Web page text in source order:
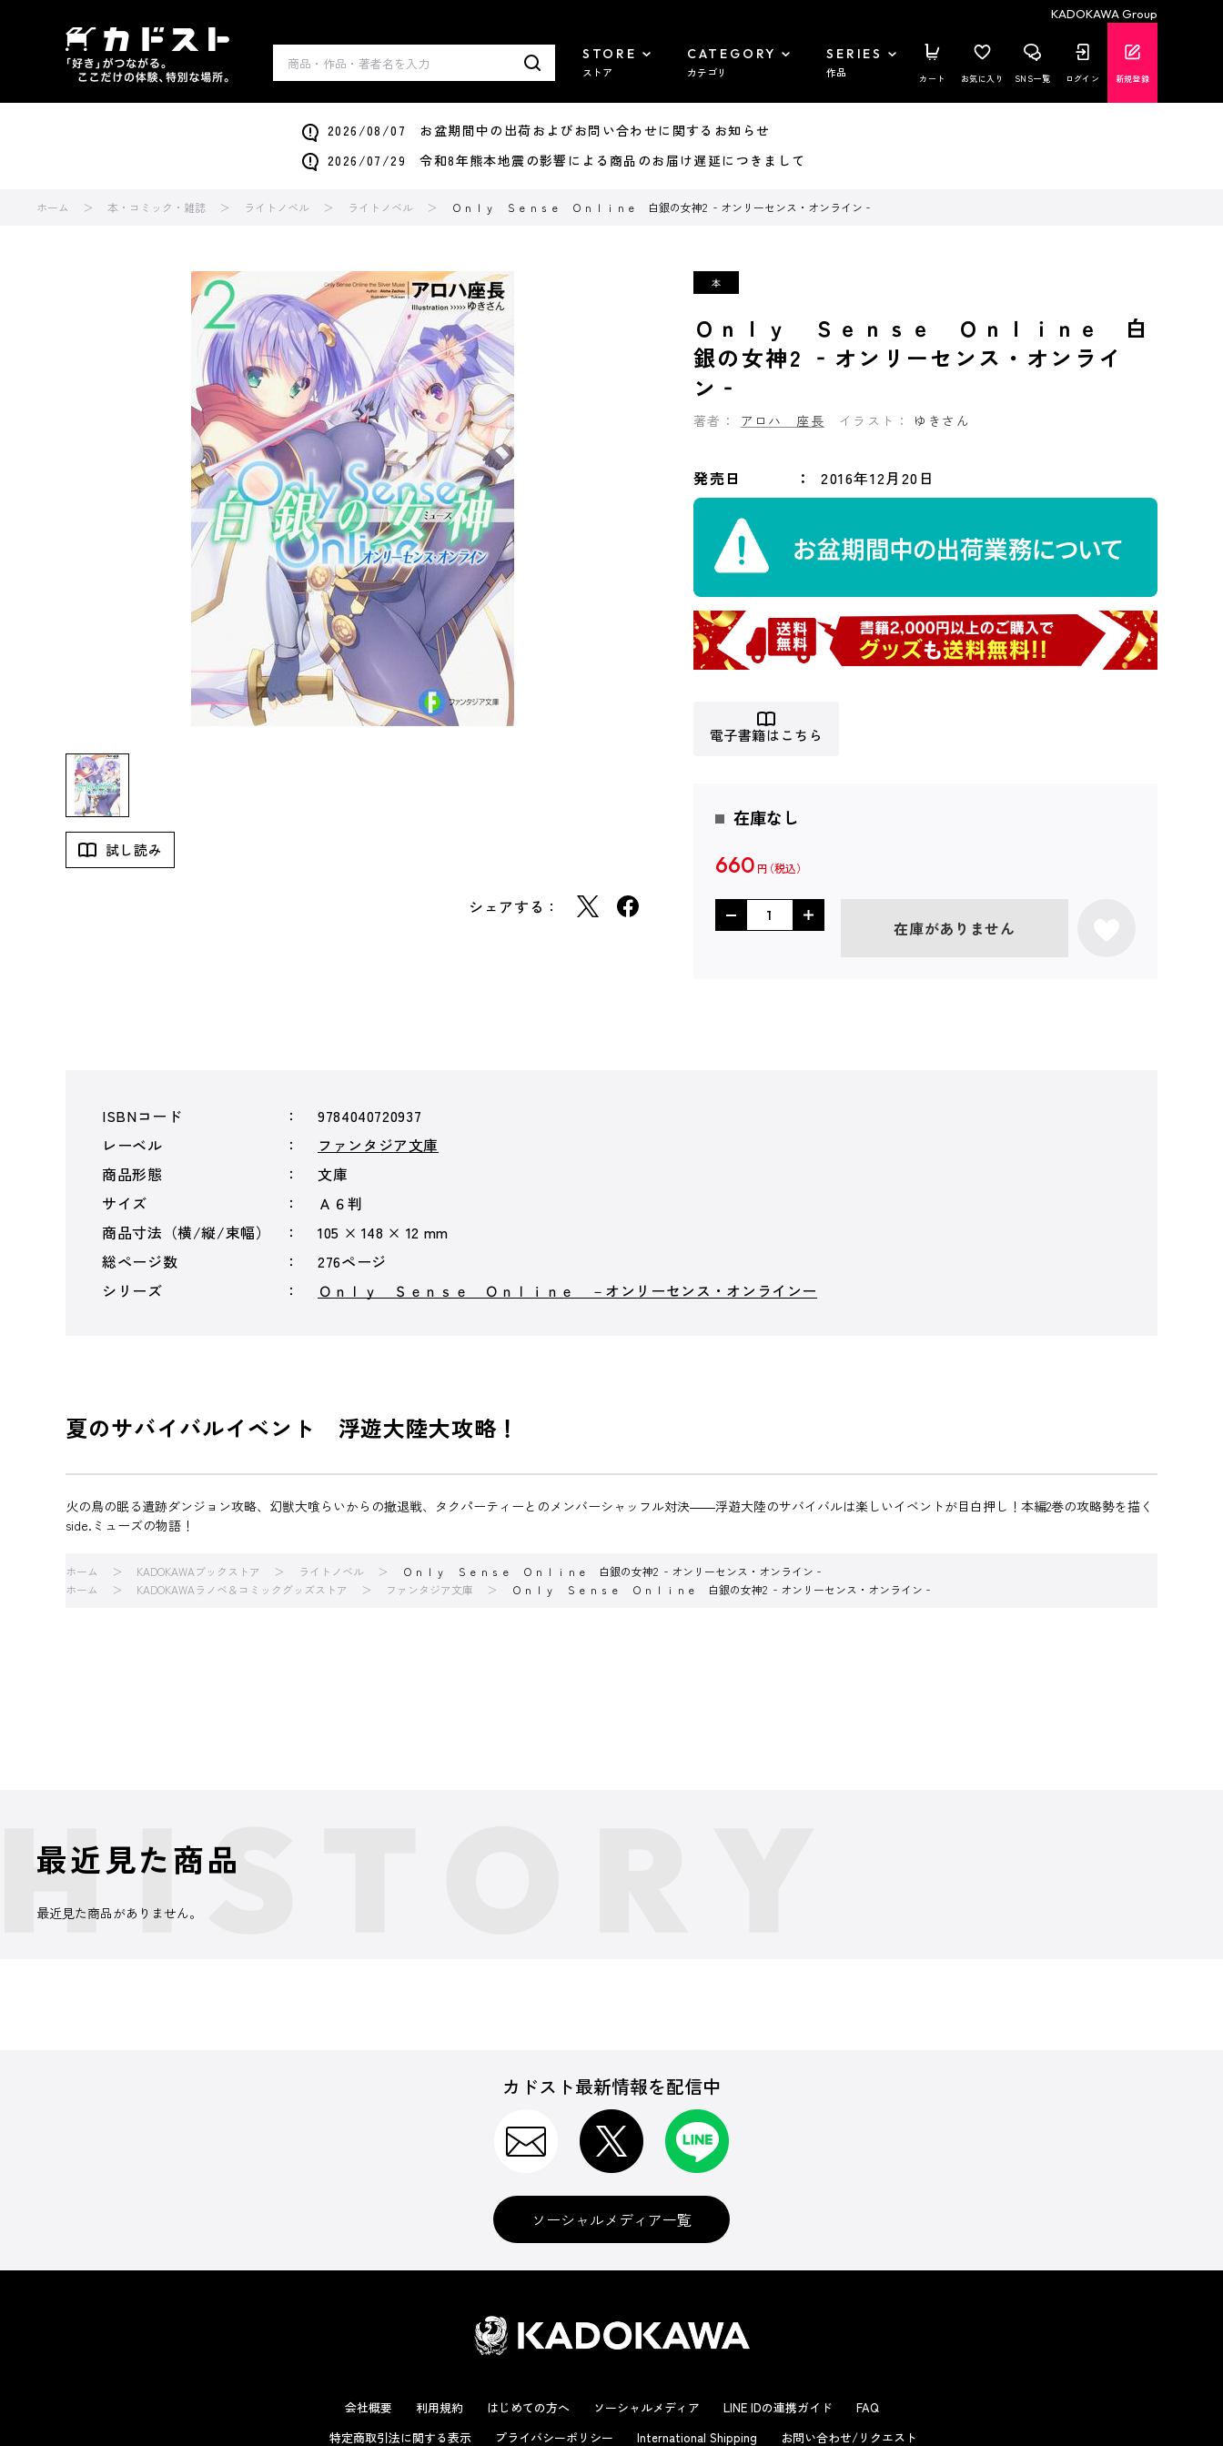
KADOKAWA Group
STORE
ストア
CATEGORY
カテゴリ
SERIES
作品 カート お気に入り SNS一覧 ログイン 新規登録
2026/08/07 お盆期間中の出荷およびお問い合わせに関するお知らせ
2026/07/29 令和8年熊本地震の影響による商品のお届け遅延につきまして
ホーム 本・コミック・雑誌 ライトノベル ライトノベル Ｏｎｌｙ Ｓｅｎｓｅ Ｏｎｌｉｎｅ 白銀の女神2 ‐オンリーセンス・オンライン‐
試し読み
シェアする：
Ｏｎｌｙ Ｓｅｎｓｅ Ｏｎｌｉｎｅ 白
銀の女神2 ‐オンリーセンス・オンライ
ン‐
著者： アロハ 座長 イラスト： ゆきさん
発売日 2016年12月20日
電子書籍はこちら
在庫なし
660 円
在庫がありません
ISBNコード
9784040720937
レーベル
ファンタジア文庫
商品形態
文庫
サイズ
Ａ６判
商品寸法（横/縦/束幅）
105 × 148 × 12 mm
総ページ数
276ページ
シリーズ
Ｏｎｌｙ Ｓｅｎｓｅ Ｏｎｌｉｎｅ －オンリーセンス・オンラインー
夏のサバイバルイベント 浮遊大陸大攻略！
火の鳥の眠る遺跡ダンジョン攻略、幻獣大喰らいからの撤退戦、タクパーティーとのメンバーシャッフル対決――浮遊大陸のサバイバルは楽しいイベントが目白押し！本編2巻の攻略勢を描く
side.ミューズの物語！
ホーム KADOKAWAブックストア ライトノベル
Ｏｎｌｙ Ｓｅｎｓｅ Ｏｎｌｉｎｅ 白銀の女神2 ‐オンリーセンス・オンライン‐
ホーム
KADOKAWAラノベ＆コミックグッズストア ファンタジア文庫 Ｏｎｌｙ Ｓｅｎｓｅ Ｏｎｌｉｎｅ 白銀の女神2 ‐オンリーセンス・オンライン‐
最近見た商品
最近見た商品がありません。
カドスト最新情報を配信中
ソーシャルメディア一覧
会社概要 利用規約 はじめての方へ ソーシャルメディア LINE IDの連携ガイド
FAQ
特定商取引法に関する表示
プライバシーポリシー International Shipping お問い合わせ/リクエスト